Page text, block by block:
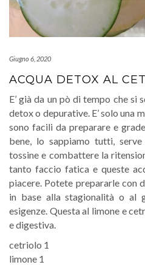
Giugno 6, 2020
ACQUA DETOX AL
E’ già da un pò di tempo che si
detox o depurative. E’ solo una
sono facili da preparare e
bene, lo sappiamo tutti,
tossine e combattere la
tanto faccio fatica e queste
piacere. Potete prepararle con
in base alla stagionalità o al
esigenze. Questa al limone e
e digestiva.
cetriolo 1
limone 1